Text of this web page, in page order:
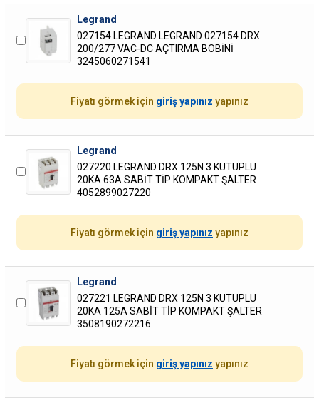
Legrand
027154 LEGRAND LEGRAND 027154 DRX
200/277 VAC-DC AÇTIRMA BOBİNİ
3245060271541
Fiyatı görmek için giriş yapınız yapınız
Legrand
027220 LEGRAND DRX 125N 3 KUTUPLU
20KA 63A SABİT TİP KOMPAKT ŞALTER
4052899027220
Fiyatı görmek için giriş yapınız yapınız
Legrand
027221 LEGRAND DRX 125N 3 KUTUPLU
20KA 125A SABİT TİP KOMPAKT ŞALTER
3508190272216
Fiyatı görmek için giriş yapınız yapınız